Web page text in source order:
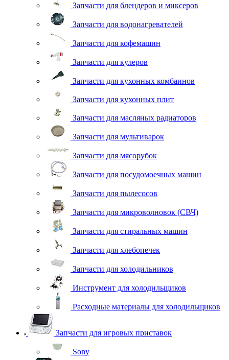
Запчасти для блендеров и миксеров
Запчасти для водонагревателей
Запчасти для кофемашин
Запчасти для кулеров
Запчасти для кухонных комбаинов
Запчасти для кухонных плит
Запчасти для масляных радиаторов
Запчасти для мультиварок
Запчасти для мясорубок
Запчасти для посудомоечных машин
Запчасти для пылесосов
Запчасти для микроволновок (СВЧ)
Запчасти для стиральных машин
Запчасти для хлебопечек
Запчасти для холодильников
Инструмент для холодильщиков
Расходные материалы для холодильщиков
Запчасти для игровых приставок
Sony